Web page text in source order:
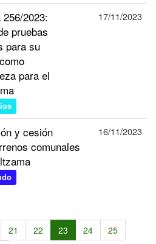
2023:
pruebas
para su
para el
17/11/2023
y cesión
comunales
16/11/2023
21 22 23 24
25